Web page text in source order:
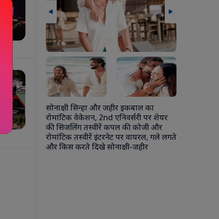
के दौरान
मानव
देने
सोनाक्षी सिन्हा और जहीर इकबाल का
रोमांटिक वेकेशन, 2nd एनिवर्सरी पर शेयर
की सिजलिंग तस्वीरें कपल की कोजी और
रोमांटिक तस्वीरें इंटरनेट पर वायरल, गले लगते
और किस करते दिखे सोनाक्षी-जहीर